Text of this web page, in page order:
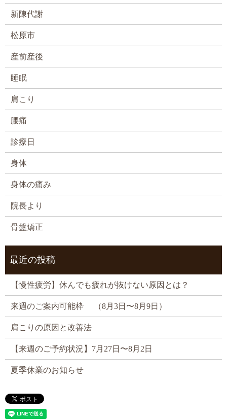
新陳代謝
松原市
産前産後
睡眠
肩こり
腰痛
診療日
身体
身体の痛み
院長より
骨盤矯正
最近の投稿
【慢性疲労】休んでも疲れが抜けない原因とは？
来週のご案内可能枠 （8月3日〜8月9日）
肩こりの原因と改善法
【来週のご予約状況】7月27日〜8月2日
夏季休業のお知らせ